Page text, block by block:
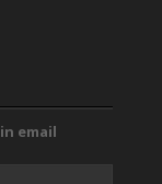
email